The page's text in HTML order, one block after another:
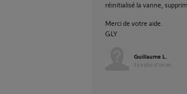
réinitialisé la vanne,
Merci de votre aide.
GLY
Guillaume L.
il y a plus d'un an